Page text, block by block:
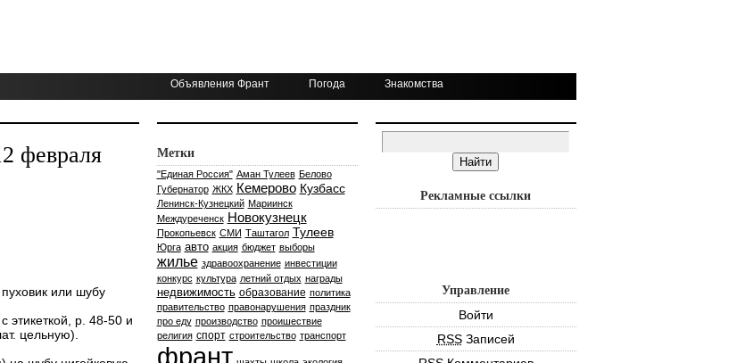
Объявления Франт Погода Знакомства
февраля
или шубу
этикеткой, р. 48-50 и
цельную).
Метки
"Единая Россия" Аман Тулеев Белово
Губернатор ЖКХ Кемерово Кузбасс
Ленинск-Кузнецкий Мариинск
Междуреченск Новокузнецк
Прокопьевск СМИ Таштагол Тулеев
Юрга авто акция бюджет выборы
жилье здравоохранение инвестиции
конкурс культура летний отдых награды
недвижимость образование политика
правительство правонарушения праздник
про еду производство проишествие
религия спорт строительство транспорт
франт
Рекламные ссылки
Управление
Войти
RSSЗаписей